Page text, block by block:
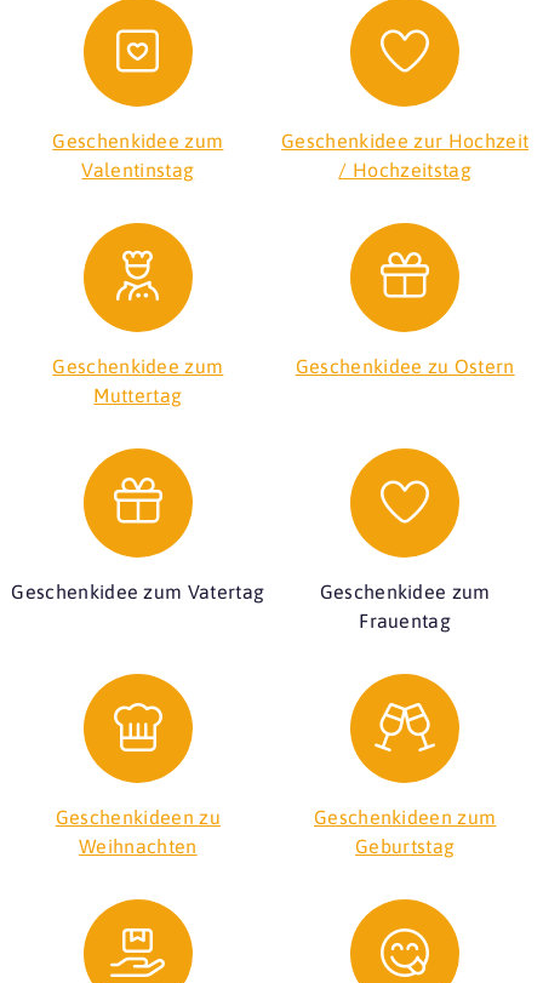
Geschenkidee zum
Valentinstag
Geschenkidee zur Hochzeit
/ Hochzeitstag
Geschenkidee zum
Muttertag
Geschenkidee zu Ostern
Geschenkidee zum Vatertag
Geschenkidee zum
Frauentag
Geschenkideen zu
Weihnachten
Geschenkideen zum
Geburtstag